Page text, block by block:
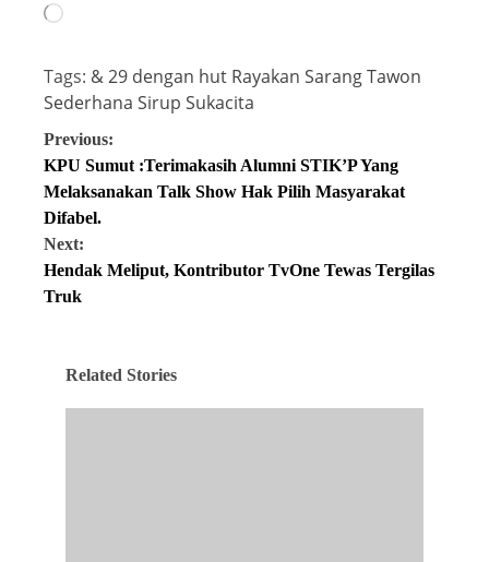
Tags: &29 dengan hut Rayakan Sarang Tawon
Sederhana Sirup Sukacita
Previous:
KPU Sumut :Terimakasih Alumni STIK’P Yang
Melaksanakan Talk Show Hak Pilih Masyarakat
Difabel.
Next:
Hendak Meliput, Kontributor TvOne Tewas Tergilas
Truk
Related Stories